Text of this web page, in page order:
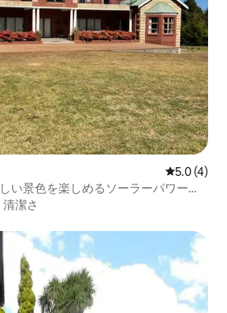
レビュー4
5.0 (4)
い景色を楽しめるソーラーパワー式
清潔さ